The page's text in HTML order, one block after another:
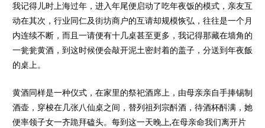
我记得儿时上海过年，进入年尾便启动了吃年夜饭的模式，亲友互
动在其次，行业同仁及街坊商户的互请却规模恢弘，往往是一个月
内连续不断，而且一请便有十几桌甚至更多，我记得那藏在墙角的
一瓮瓮黄酒，到这时候便会敲开泥土密封着的盖子，分送到年夜飯
的桌上。
黄酒同样是一种仪式，在家里的祭祀酒席上，由母亲亲自手捧锡制
酒壶，穿梭在几张八仙桌之间，替列祖列宗酙酒，待酒杯酙满，她
便率领子女一齐跪拜磕头。每到这一天晚上,在母亲命我们离开片